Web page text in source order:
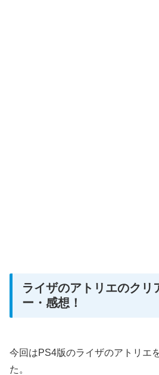
ライザのアトリエのクリ
ー・感想！
今回はPS4版のライザのアトリエ
た。